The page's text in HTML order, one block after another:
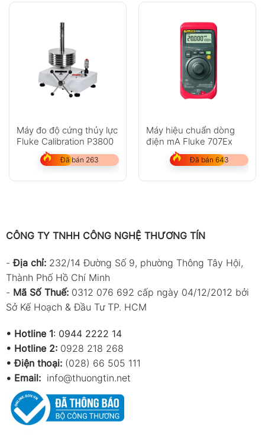
Máy đo độ cứng thủy lực
Fluke Calibration P3800
Đã bán 263
Máy hiệu chuẩn dòng
điện mA Fluke 707Ex
Đã bán 643
CÔNG TY TNHH CÔNG NGHỆ THƯƠNG TÍN
-Địa chỉ: 232/14 Đường Số 9, phường Thông Tây Hội,
Thành Phố Hồ Chí Minh
- Mã Số Thuế: 0312 076 692 cấp ngày 04/12/2012 bởi
Sở Kế Hoạch & Đầu Tư TP. HCM
• Hotline 1: 0944 2222 14
• Hotline 2: 0928 218 268
• Điện thoại: (028) 66 505 111
• Email: info@thuongtin.net